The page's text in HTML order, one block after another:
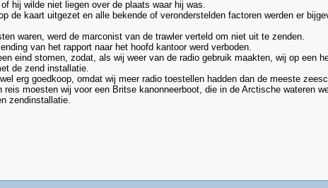
hij wilde niet liegen over de plaats waar hij was.
de kaart uitgezet en alle bekende of veronderstelden factoren werden er
waren, werd de marconist van de trawler verteld om niet uit te zenden.
van het rapport naar het hoofd kantoor werd verboden.
eind stomen, zodat, als wij weer van de radio gebruik maakten, wij op een
de zend installatie.
erg goedkoop, omdat wij meer radio toestellen hadden dan de meeste
reis moesten wij voor een Britse kanonneerboot, die in de Arctische wateren
zendinstallatie.